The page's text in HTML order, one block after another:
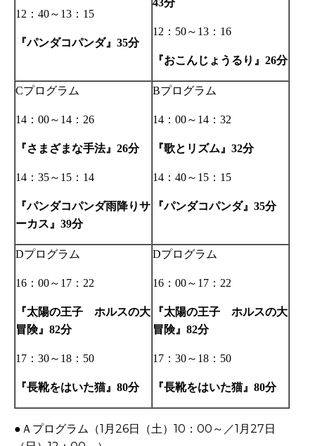
12 ： 40～ 13 ： 15
『パンダコパンダ』 35分
12 ： 50～ 13 ： 16
『おこんじょうるり』 26分
Cプログラム
14 ： 00～ 14 ： 26
『さまざまな手法』 26分
14 ： 35～ 15 ： 14
『パンダコパンダ雨降りサ
ーカス』 39分
Bプログラム
14 ： 00～ 14 ： 32
『歌とリズム』 32分
14 ： 40～ 15 ： 15
『パンダコパンダ』 35分
Dプログラム
16 ： 00～ 17 ： 22
『太陽の王子 ホルスの大
冒険』 82分
17 ： 30～ 18 ： 50
『長靴をはいた猫』 80分
Dプログラム
16 ： 00～ 17 ： 22
『太陽の王子 ホルスの大
冒険』 82分
17 ： 30～ 18 ： 50
『長靴をはいた猫』 80分
● Ａプログラム（1 月26日（土） 10 ： 00 ～ ／1 月27日